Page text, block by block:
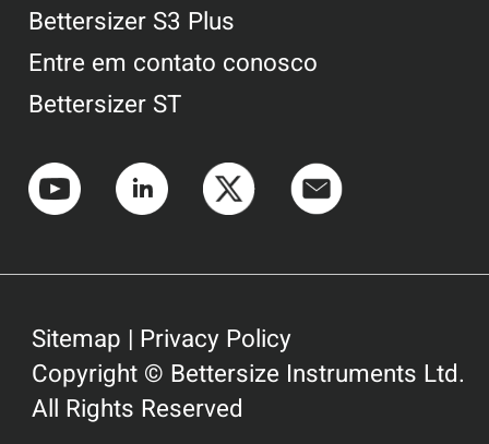
Bettersizer S3 Plus
Entre em contato conosco
Bettersizer ST
Sitemap | Privacy Policy
Copyright © Bettersize Instruments Ltd.
All Rights Reserved